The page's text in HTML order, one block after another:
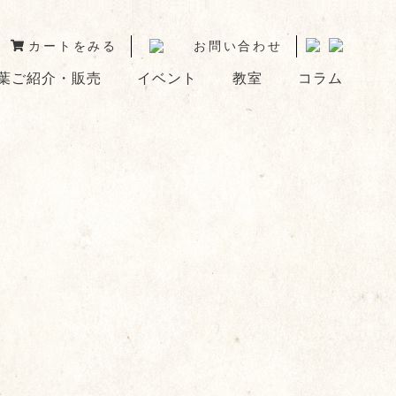
カートをみる お問い合わせ
ご紹介・販売 イベント 教室 コラム